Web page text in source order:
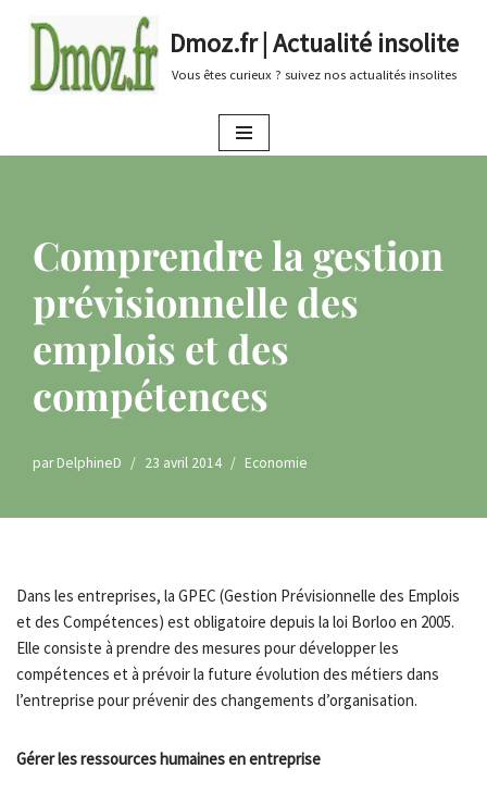
au
Dmoz.fr | Actualité insolite
Vous êtes curieux ? suivez nos actualités insolites
Comprendre la gestion
prévisionnelle des
emplois et des
compétences
parDelphineD 23 avril 2014 Economie
Dans les entreprises, la GPEC (Gestion Prévisionnelle des Emplois
et des Compétences) est obligatoire depuis la loi Borloo en 2005.
Elle consiste à prendre des mesures pour développer les
compétences et à prévoir la future évolution des métiers dans
l’entreprise pour prévenir des changements d’organisation.
Gérer les ressources humaines en entreprise